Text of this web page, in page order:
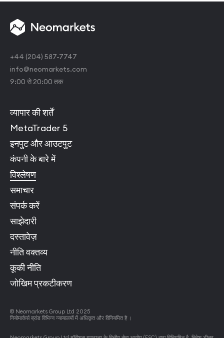
+44 (204) 587-7747
info@neomarkets.com
9:00 से 20:00 तक
व्यापार की शर्तें
MetaTrader 5
इनपुट और आउटपुट
कंपनी के बारे में
विश्लेषण
समाचार
संपर्क करें
साझेदारी
दस्तावेज़
नीति वक्तव्य
कूकी नीति
जोखिम प्रकटीकरण
© Neomarkets Group Ltd 2025
नियोमार्कर्स ब्रांड विभिन्न न्यायालयों में अधिकृत और विनियमित है ।